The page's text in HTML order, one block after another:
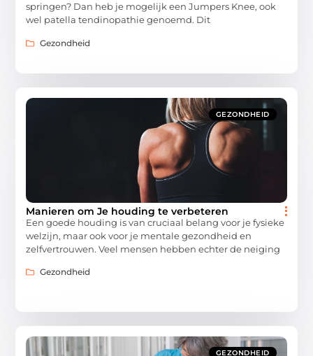
springen? Dan heb je mogelijk een Jumpers Knee, ook
wel patella tendinopathie genoemd. Dit
Gezondheid
GEZONDHEID
Manieren om Je houding te verbeteren
Een goede houding is van cruciaal belang voor je fysieke
welzijn, maar ook voor je mentale gezondheid en
zelfvertrouwen. Veel mensen hebben echter de neiging
Gezondheid
GEZONDHEID